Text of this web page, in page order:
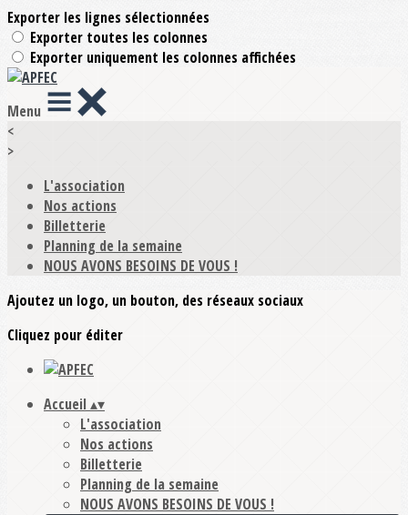
Exporter les lignes sélectionnées
Exporter toutes les colonnes
Exporter uniquement les colonnes affichées
Menu
<
>
L'association
Nos actions
Billetterie
Planning de la semaine
NOUS AVONS BESOINS DE VOUS !
Ajoutez un logo, un bouton, des réseaux sociaux
Cliquez pour éditer
Accueil ▴▾
L'association
Nos actions
Billetterie
Planning de la semaine
NOUS AVONS BESOINS DE VOUS !